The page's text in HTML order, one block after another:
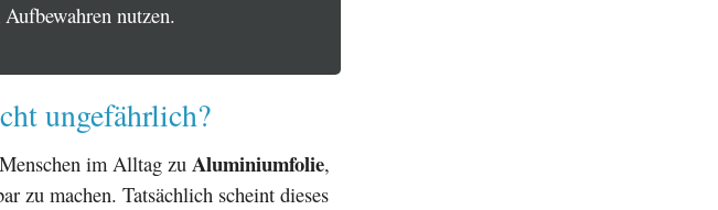
nutzen.
ungefährlich?
im Alltag zu Aluminiumfolie,
zu machen. Tatsächlich scheint dieses